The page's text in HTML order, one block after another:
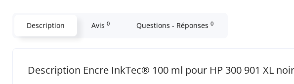
Description Avis 0 Questions - Réponses 0
Description Encre InkTec® 100 ml pour HP 300 901 XL